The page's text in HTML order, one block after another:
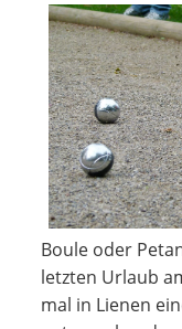
Boule oder
letzten Urlaub
mal in Lienen